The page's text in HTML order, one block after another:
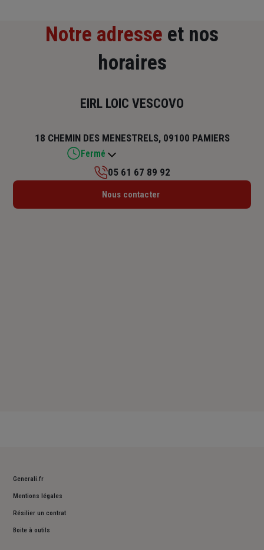
Notre adresse et nos
horaires
EIRL LOIC VESCOVO
18 CHEMIN DES MENESTRELS, 09100 PAMIERS
Fermé
Lundi : 09h – 12h / 14h – 18h
05 61 67 89 92
Nous contacter
Generali.fr
Mentions légales
Résilier un contrat
Boite à outils